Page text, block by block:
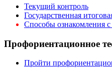
Текущий контроль
Государственная
Способы ознакомления
Профориентационное
Пройти